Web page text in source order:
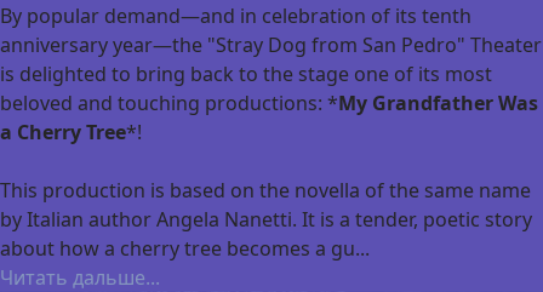
By popular demand—and in celebration of its tenth
anniversary year—the "Stray Dog from San Pedro" Theater
is delighted to bring back to the stage one of its most
beloved and touching productions: *My Grandfather Was
a Cherry Tree*!
This production is based on the novella of the same name
by Italian author Angela Nanetti. It is a tender, poetic story
about how a cherry tree becomes a gu...
Читать дальше...